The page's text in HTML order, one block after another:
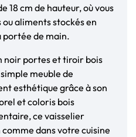
18 cm de hauteur, où vous
aliments stockés en
portée de main.
noir portes et tiroir bois
meuble de
esthétique grâce à son
et coloris bois
ce vaisselier
dans votre cuisine